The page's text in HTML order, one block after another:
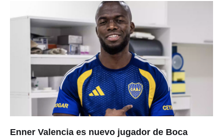
Enner Valencia es nuevo jugador de Boca